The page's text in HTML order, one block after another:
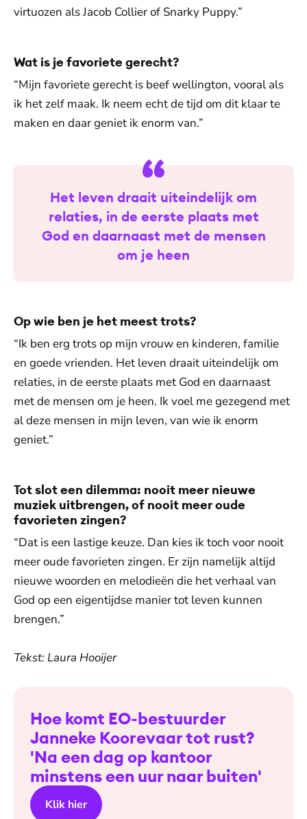
virtuozen als Jacob Collier of Snarky Puppy.”
Wat is je favoriete gerecht?
“Mijn favoriete gerecht is beef wellington, vooral als
ik het zelf maak. Ik neem echt de tijd om dit klaar te
maken en daar geniet ik enorm van.”
Het leven draait uiteindelijk om
relaties, in de eerste plaats met
God en daarnaast met de mensen
om je heen
Op wie ben je het meest trots?
“Ik ben erg trots op mijn vrouw en kinderen, familie
en goede vrienden. Het leven draait uiteindelijk om
relaties, in de eerste plaats met God en daarnaast
met de mensen om je heen. Ik voel me gezegend met
al deze mensen in mijn leven, van wie ik enorm
geniet.”
Tot slot een dilemma: nooit meer nieuwe
muziek uitbrengen, of nooit meer oude
favorieten zingen?
“Dat is een lastige keuze. Dan kies ik toch voor nooit
meer oude favorieten zingen. Er zijn namelijk altijd
nieuwe woorden en melodieën die het verhaal van
God op een eigentijdse manier tot leven kunnen
brengen.”
Tekst: Laura Hooijer
Hoe komt EO-bestuurder
Janneke Koorevaar tot rust?
'Na een dag op kantoor
minstens een uur naar buiten'
Klik hier